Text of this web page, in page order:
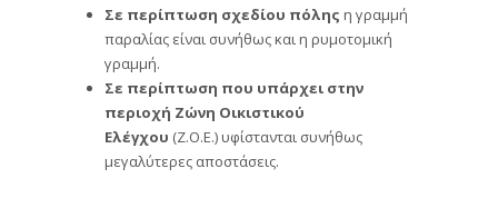
Σε περίπτωση σχεδίου πόλης η γραμμή
παραλίας είναι συνήθως και η ρυμοτομική
γραμμή.
Σε περίπτωση που υπάρχει στην
περιοχή Ζώνη Οικιστικού
Ελέγχου (Ζ.Ο.Ε.) υφίστανται συνήθως
μεγαλύτερες αποστάσεις.